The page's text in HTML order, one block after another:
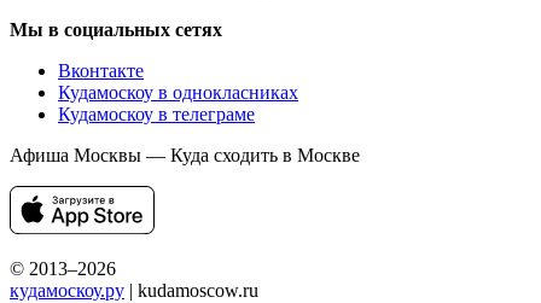
Мы в социальных сетях
Вконтакте
Кудамоскоу в однокласниках
Кудамоскоу в телеграме
Афиша Москвы — Куда сходить в Москве
© 2013–2026
кудамоскоу.ру | kudamoscow.ru